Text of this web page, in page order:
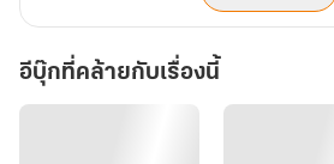
อีบุ๊กที่คล้ายกับเรื่องนี้